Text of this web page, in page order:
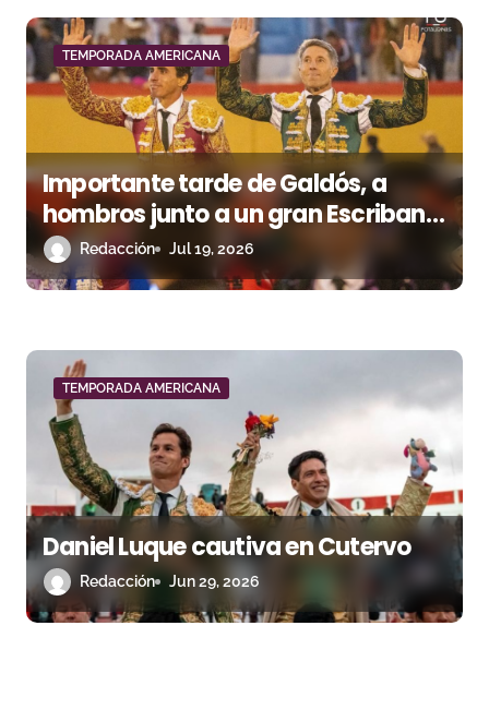
d
a
TEMPORADA AMERICANA
Importante tarde de Galdós, a
hombros junto a un gran Escribano
en Bambamarca
Redacción Jul 19, 2026
TEMPORADA AMERICANA
Daniel Luque cautiva en Cutervo
Redacción Jun 29, 2026